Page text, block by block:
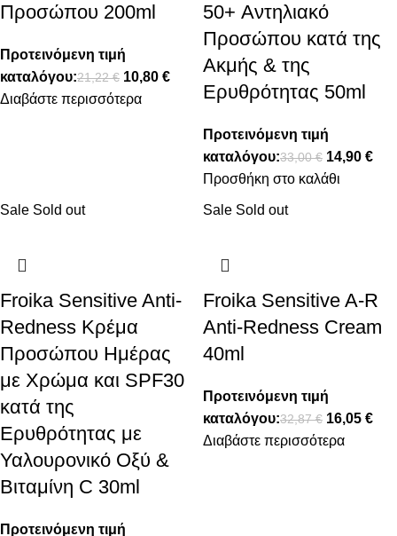
Προσώπου 200ml
Προτεινόμενη τιμή
καταλόγου:21,22€ 10,80 €
Διαβάστε περισσότερα
50+ Αντηλιακό
Προσώπου κατά της
Ακμής & της
Ερυθρότητας 50ml
Προτεινόμενη τιμή
καταλόγου:33,00€ 14,90 €
Προσθήκη στο καλάθι
Sale Sold out
Froika Sensitive Anti-
Redness Κρέμα
Προσώπου Ημέρας
με Χρώμα και SPF30
κατά της
Ερυθρότητας με
Υαλουρονικό Οξύ &
Βιταμίνη C 30ml
Προτεινόμενη τιμή
Sale Sold out
Froika Sensitive A-R
Anti-Redness Cream
40ml
Προτεινόμενη τιμή
καταλόγου:32,87€ 16,05 €
Διαβάστε περισσότερα